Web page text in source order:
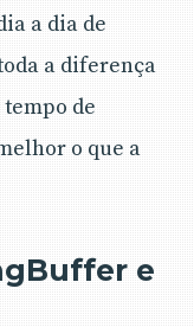
a dia de
a diferença
de
o que a
e